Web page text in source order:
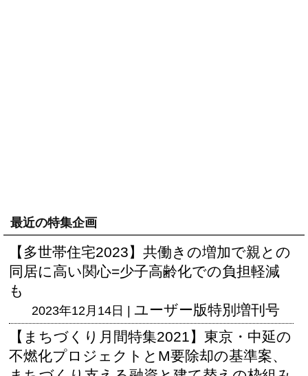
最近の特集企画
【多世帯住宅2023】共働きの増加で親との
同居に高い関心=少子高齢化での負担軽減
も
2023年12月14日 | ユーザー版特別増刊号
【まちづくり月間特集2021】東京・中延の
不燃化プロジェクトとM要除却の基準案、